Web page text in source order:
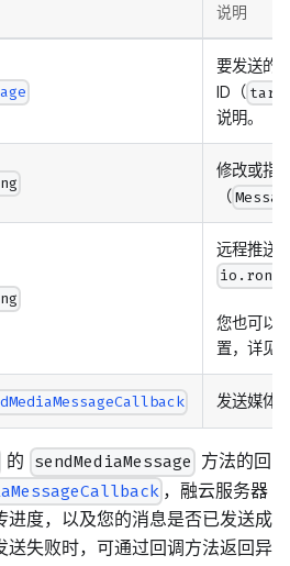
说明
要发送的
ID（
说明。
修改或指
（
远程推送
您也可以
置，详见
发送媒体
的 sendMediaMessage 方法的回
，融云服务器
进度，以及您的消息是否已发送成
送失败时，可通过回调方法返回异